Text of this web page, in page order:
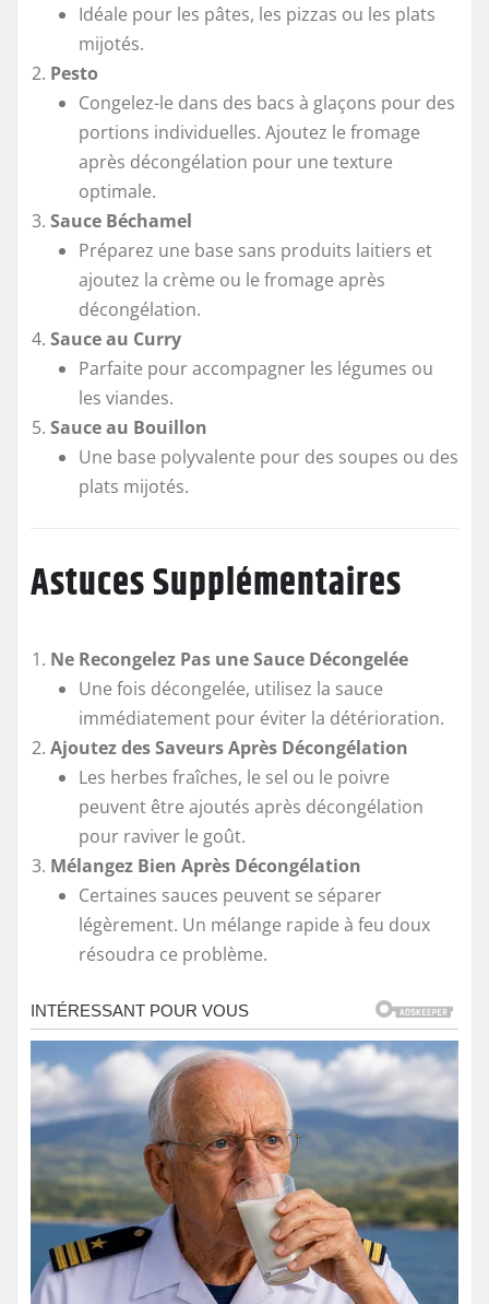
Idéale pour les pâtes, les pizzas ou les plats
mijotés.
Pesto
Congelez-le dans des bacs à glaçons pour des
portions individuelles. Ajoutez le fromage
après décongélation pour une texture
optimale.
Sauce Béchamel
Préparez une base sans produits laitiers et
ajoutez la crème ou le fromage après
décongélation.
Sauce au Curry
Parfaite pour accompagner les légumes ou
les viandes.
Sauce au Bouillon
Une base polyvalente pour des soupes ou des
plats mijotés.
Astuces Supplémentaires
Ne Recongelez Pas une Sauce Décongelée
Une fois décongelée, utilisez la sauce
immédiatement pour éviter la détérioration.
Ajoutez des Saveurs Après Décongélation
Les herbes fraîches, le sel ou le poivre
peuvent être ajoutés après décongélation
pour raviver le goût.
Mélangez Bien Après Décongélation
Certaines sauces peuvent se séparer
légèrement. Un mélange rapide à feu doux
résoudra ce problème.